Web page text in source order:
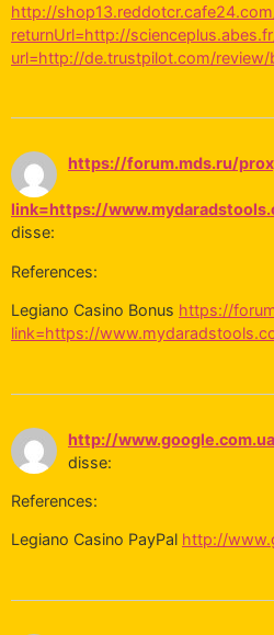
http://
returnUrl=http://
url=http://de.trustpilot.com/review/
https://forum.mds.ru/
link=https://
disse:
References:
Legiano Casino Bonus https://
link=https://
http://
disse:
References:
Legiano Casino PayPal http://